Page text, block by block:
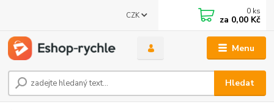
Menu
CZK
Hledat
0 ks
za 0,00 Kč